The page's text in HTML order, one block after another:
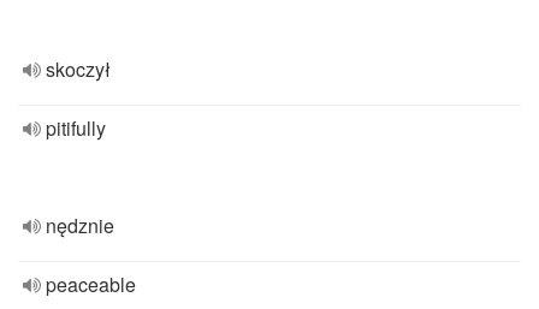
skoczył
pitifully
nędznie
peaceable